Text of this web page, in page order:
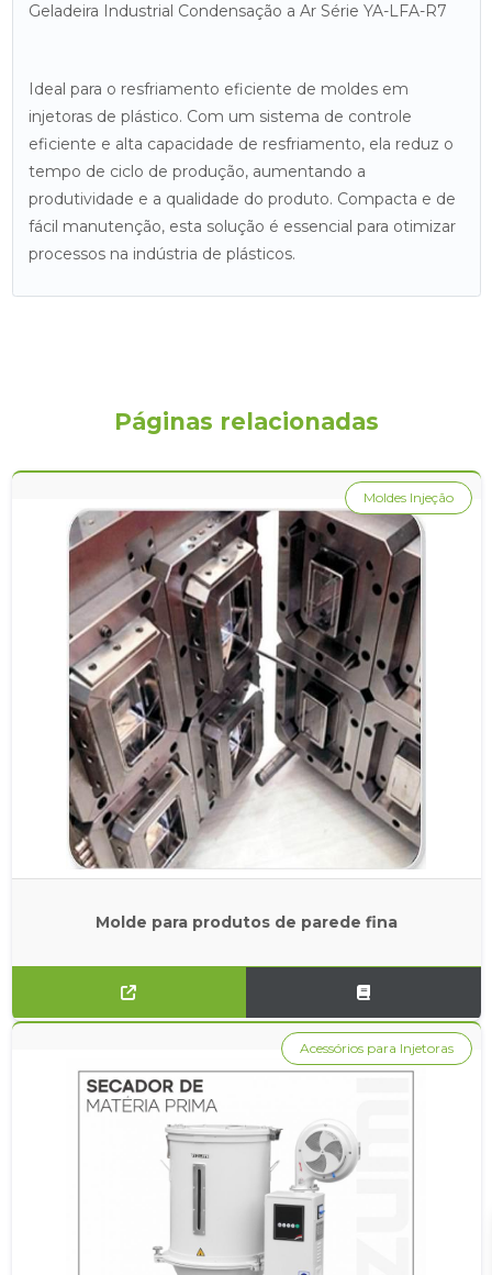
Geladeira Industrial Condensação a Ar Série YA-LFA-R7
Ideal para o resfriamento eficiente de moldes em
injetoras de plástico. Com um sistema de controle
eficiente e alta capacidade de resfriamento, ela reduz o
tempo de ciclo de produção, aumentando a
produtividade e a qualidade do produto. Compacta e de
fácil manutenção, esta solução é essencial para otimizar
processos na indústria de plásticos.
Páginas relacionadas
Molde para produtos de parede fina
Moldes Injeção
Acessórios para Injetoras